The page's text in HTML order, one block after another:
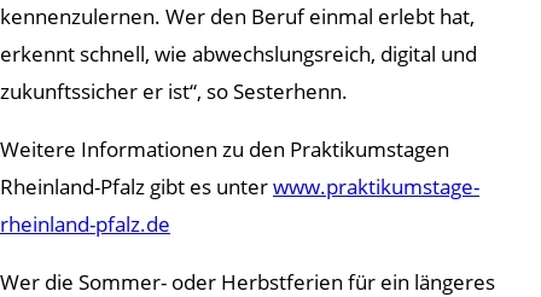
kennenzulernen. Wer den Beruf einmal erlebt hat,
erkennt schnell, wie abwechslungsreich, digital und
zukunftssicher er ist“, so Sesterhenn.
Weitere Informationen zu den Praktikumstagen
Rheinland-Pfalz gibt es unterwww.praktikumstage-
rheinland-pfalz.de
Wer die Sommer- oder Herbstferien für ein längeres